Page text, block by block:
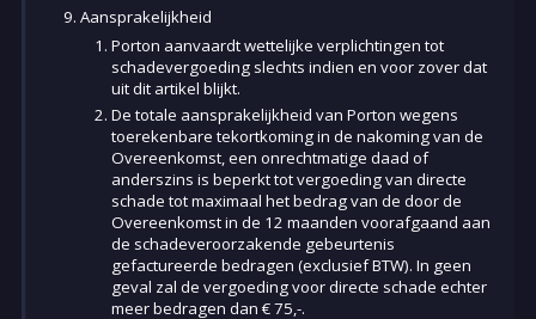
Aansprakelijkheid
Porton aanvaardt wettelijke verplichtingen tot
schadevergoeding slechts indien en voor zover dat
uit dit artikel blijkt.
De totale aansprakelijkheid van Porton wegens
toerekenbare tekortkoming in de nakoming van de
Overeenkomst, een onrechtmatige daad of
anderszins is beperkt tot vergoeding van directe
schade tot maximaal het bedrag van de door de
Overeenkomst in de 12 maanden voorafgaand aan
de schadeveroorzakende gebeurtenis
gefactureerde bedragen (exclusief BTW). In geen
geval zal de vergoeding voor directe schade echter
meer bedragen dan € 75,-.